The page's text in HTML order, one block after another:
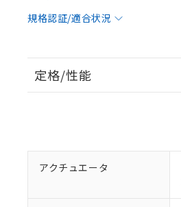
規格認証/適合状況
定格/性能
アクチュエータ